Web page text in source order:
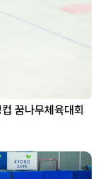
꿈나무체육대회